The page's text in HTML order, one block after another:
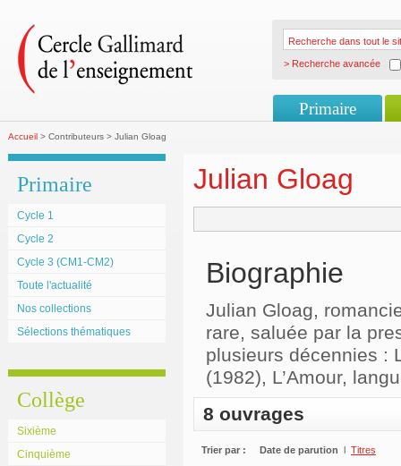
> Recherche avancée
Primaire
Accueil > Contributeurs > Julian Gloag
Primaire
Cycle 1
Cycle 2
Cycle 3 (CM1-CM2)
Toute l'actualité
Nos collections
Sélections thématiques
Collège
Sixième
Cinquième
Julian Gloag
Biographie
Julian Gloag,
rare, saluée par la
plusieurs décennies :
(1982), L’Amour,
8 ouvrages
Trier par : Date de parution l Titres